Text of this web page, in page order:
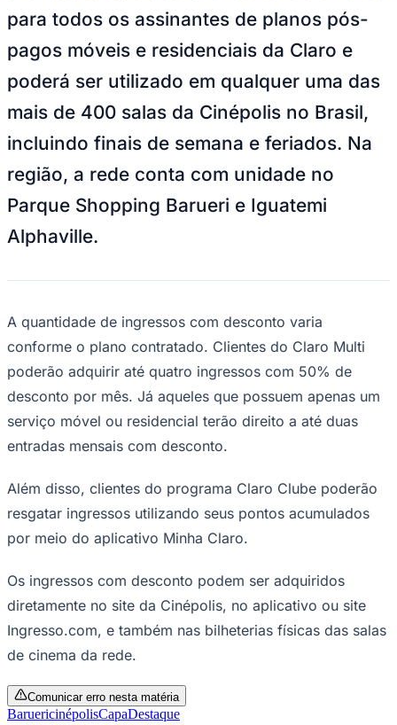
MLB
Atletismo
NBB
Competições de Futebol
Brasileirão Série A
Paulistão
Copa do Brasil
Libertadores
Sul-Americana
Copa América
La Liga
Mundial 2026
Times - Ir direto
para todos os assinantes de planos pós-
pagos móveis e residenciais da Claro e
poderá ser utilizado em qualquer uma das
mais de 400 salas da Cinépolis no Brasil,
incluindo finais de semana e feriados. Na
região, a rede conta com unidade no
Parque Shopping Barueri e Iguatemi
Alphaville.
A quantidade de ingressos com desconto varia
conforme o plano contratado. Clientes do Claro Multi
poderão adquirir até quatro ingressos com 50% de
desconto por mês. Já aqueles que possuem apenas um
serviço móvel ou residencial terão direito a até duas
entradas mensais com desconto.
Além disso, clientes do programa Claro Clube poderão
resgatar ingressos utilizando seus pontos acumulados
por meio do aplicativo Minha Claro.
Os ingressos com desconto podem ser adquiridos
diretamente no site da Cinépolis, no aplicativo ou site
Ingresso.com, e também nas bilheterias físicas das salas
de cinema da rede.
Comunicar erro nesta matéria
BaruericinépolisCapaDestaque